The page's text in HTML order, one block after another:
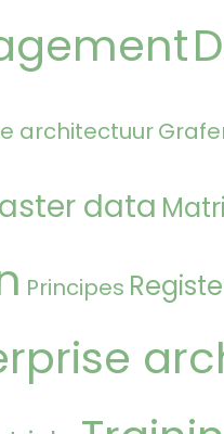
architectuur
data
Principes